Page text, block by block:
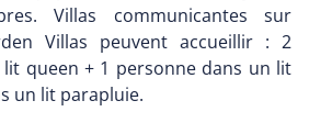
Villas communicantes sur
Villas peuvent accueillir : 2
queen + 1 personne dans un lit
un lit parapluie.